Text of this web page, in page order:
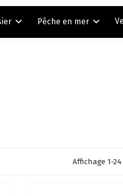
Pêche en mer
Affichage 1-